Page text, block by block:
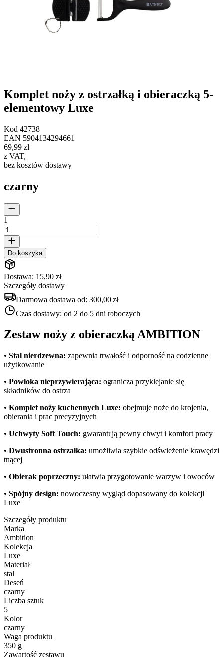
Komplet noży z ostrzałką i obieraczką 5-
elementowy Luxe
Kod 42738
EAN 5904134294661
69,99 zł
z VAT,
bez kosztów dostawy
czarny
1
Do koszyka
Dostawa: 15,90 zł
Szczegóły dostawy
Darmowa dostawa od: 300,00 zł
Czas dostawy: od 2 do 5 dni roboczych
Zestaw noży z obieraczką AMBITION
• Stal nierdzewna: zapewnia trwałość i odporność na codzienne
użytkowanie
• Powłoka nieprzywierająca: ogranicza przyklejanie się
składników do ostrza
• Komplet noży kuchennych Luxe: obejmuje noże do krojenia,
obierania i prac precyzyjnych
• Uchwyty Soft Touch: gwarantują pewny chwyt i komfort pracy
• Dwustronna ostrzałka: umożliwia szybkie odświeżenie krawędzi
tnącej
• Obierak poprzeczny: ułatwia przygotowanie warzyw i owoców
• Spójny design: nowoczesny wygląd dopasowany do kolekcji
Luxe
Szczegóły produktu
Marka
Ambition
Kolekcja
Luxe
Materiał
stal
Deseń
czarny
Liczba sztuk
5
Kolor
czarny
Waga produktu
350 g
Zawartość zestawu